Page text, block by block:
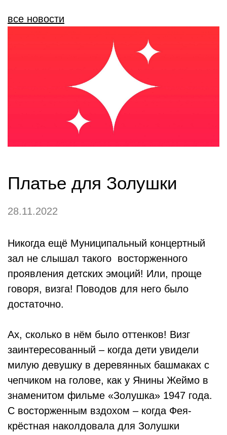
все новости
Платье для Золушки
28.11.2022
Никогда ещё Муниципальный концертный
зал не слышал такого восторженного
проявления детских эмоций! Или, проще
говоря, визга! Поводов для него было
достаточно.
Ах, сколько в нём было оттенков! Визг
заинтересованный – когда дети увидели
милую девушку в деревянных башмаках с
чепчиком на голове, как у Янины Жеймо в
знаменитом фильме «Золушка» 1947 года.
С восторженным вздохом – когда Фея-
крёстная наколдовала для Золушки